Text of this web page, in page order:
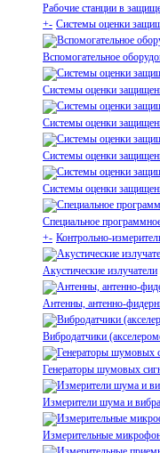
Рабочие станции в
+- Системы оценки
Вспомогательное
Системы оценки
Системы оценки
Системы оценки
Системы оценки
Специальное
+- Контрольно-
Акустические излучатели
Антенны, антенно-
Вибродатчики
Генераторы шумовых
Измерители шума и
Измерительные